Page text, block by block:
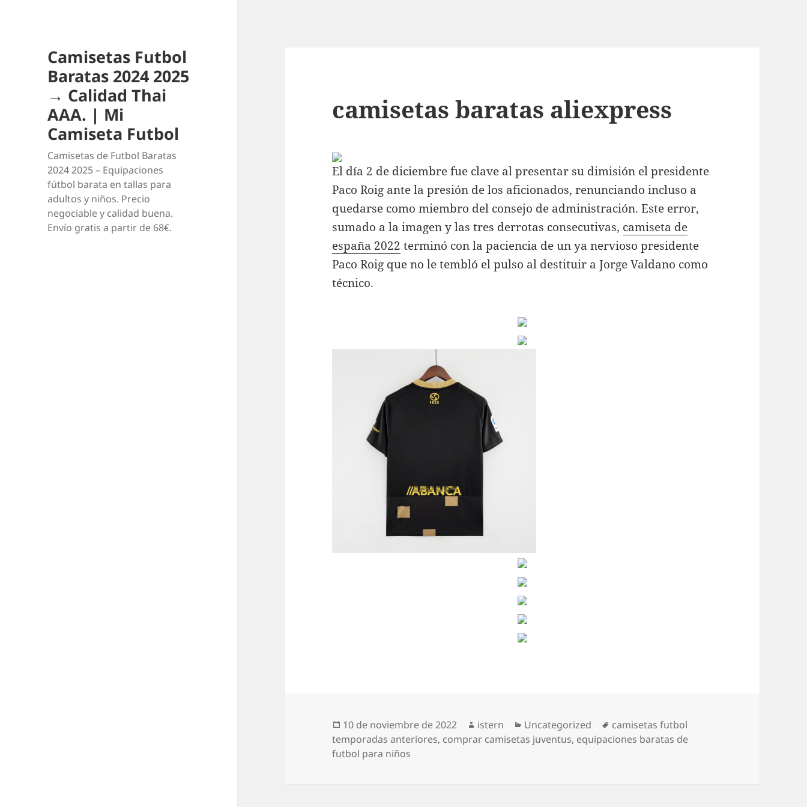
Camisetas Futbol
Baratas 2024 2025
→ Calidad Thai
AAA. | Mi
Camiseta Futbol
Camisetas de Futbol Baratas
2024 2025 – Equipaciones
fútbol barata en tallas para
adultos y niños. Precio
negociable y calidad buena.
Envío gratis a partir de 68€.
camisetas baratas aliexpress
El día 2 de diciembre fue clave al presentar su dimisión el presidente
Paco Roig ante la presión de los aficionados, renunciando incluso a
quedarse como miembro del consejo de administración. Este error,
sumado a la imagen y las tres derrotas consecutivas, camiseta de
españa 2022 terminó con la paciencia de un ya nervioso presidente
Paco Roig que no le tembló el pulso al destituir a Jorge Valdano como
técnico.
Publicado
el
10 de noviembre de 2022 Autor
istern Categorías
Uncategorized Etiquetas
camisetas futbol
temporadas anteriores, comprar camisetas juventus, equipaciones baratas de
futbol para niños